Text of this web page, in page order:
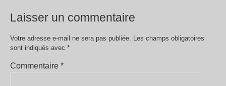
Laisser un commentaire
Votre adresse e-mail ne sera pas publiée. Les champs obligatoires
sont indiqués avec *
Commentaire *